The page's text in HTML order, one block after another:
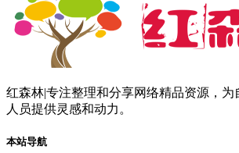
红森林|专注整理和分享网络精品资源，为
人员提供灵感和动力。
本站导航